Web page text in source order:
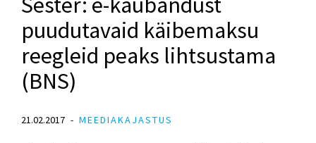
puudutavaid käibemaksu
reegleid peaks lihtsustama
(BNS)
21.02.2017 MEEDIAKAJASTUS